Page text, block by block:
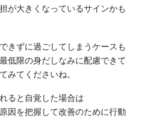
が大きくなっているサインかも
きずに過ごしてしまうケースも
低限の身だしなみに配慮できて
みてくださいね。
ると自覚した場合は
因を把握して改善のために行動